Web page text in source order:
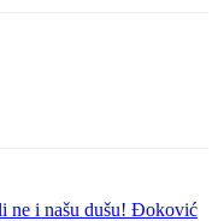
ne i našu dušu! Đoković